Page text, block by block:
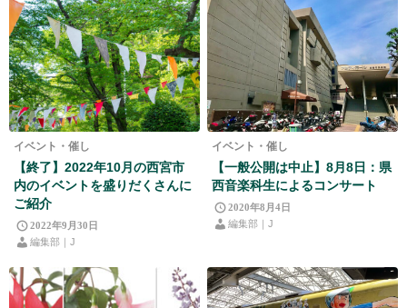
イベント・催し
【終了】2022年10月の西宮市
内のイベントを盛りだくさんに
ご紹介
2022年9月30日
編集部｜J
イベント・催し
【一般公開は中止】8月8日：県
西音楽科生によるコンサート
2020年8月4日
編集部｜J